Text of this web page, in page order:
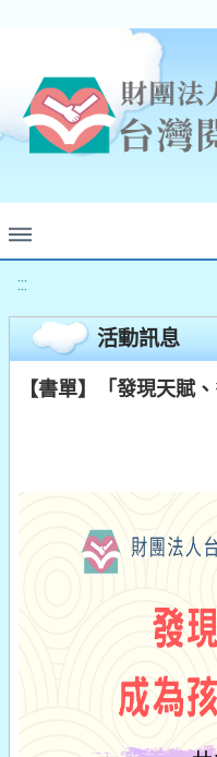
:::
活動訊息
【書單】「發現天賦